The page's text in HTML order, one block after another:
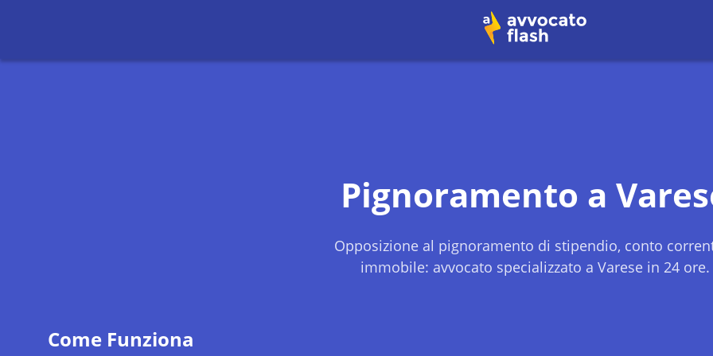
Pignoramento a
Opposizione al pignoramento di stipendio, conto
immobile: avvocato specializzato a Varesein 24 ore.
Come Funziona